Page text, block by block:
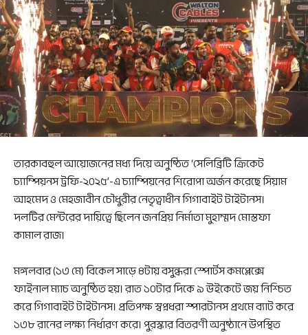
তারকাবহুল আয়োজনের মধ্য দিয়ে অনুষ্ঠিত ‘সেলিব্রিটি ক্রিকেট
চ্যাম্পিয়নস ট্রফি-২০২৫’-এ চ্যাম্পিয়নের শিরোপা অর্জন করেছে সিয়াম
আহমেদ ও মেহজাবীন চৌধুরীর নেতৃত্বাধীন গিগাবাইট টাইটানস।
দলটির মেন্টরের দায়িত্বে ছিলেন জনপ্রিয় নির্মাতা মুহাম্মদ মোস্তফা
কামাল রাজ।
মঙ্গলবার (১৩ মে) বিকেল সাড়ে ৪টায় বসুন্ধরা স্পোর্টস কমপ্লেক্সে
ফাইনাল ম্যাচ অনুষ্ঠিত হয়। রাত ১০টার দিকে ৯ উইকেটে জয় নিশ্চিত
করে গিগাবাইট টাইটানস। প্রতিপক্ষ স্বপ্নধরা স্পারটানস প্রথমে ব্যাট করে
১৩৮ রানের লক্ষ্য নির্ধারণ করে। পুরস্কার বিতরণী অনুষ্ঠানে উপস্থিত